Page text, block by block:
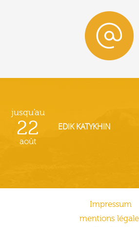
jusqu'au
22
août
EDIK KATYKHIN
Impressum
mentions